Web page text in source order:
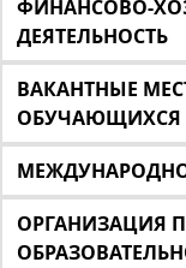
ФИНАНСОВО-
ДЕЯТЕЛЬНОСТЬ
ВАКАНТНЫЕ
ОБУЧАЮЩИХСЯ
ОРГАНИЗАЦИЯ